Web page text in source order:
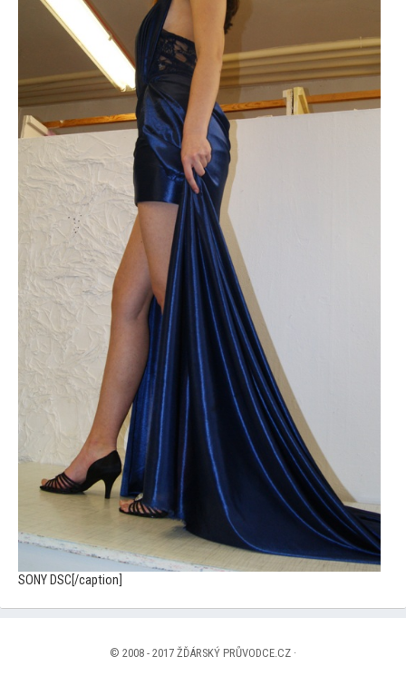
SONY DSC[/caption]
© 2008 - 2017 ŽĎÁRSKÝ PRŮVODCE.CZ ·